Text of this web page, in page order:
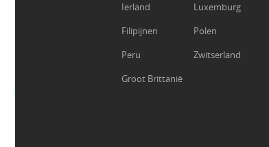
Ierland
Luxemburg
Filipijnen
Polen
Peru
Zwitserland
Groot Brittanië